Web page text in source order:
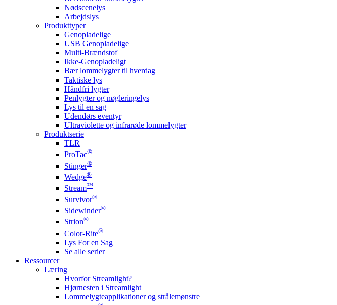
Nødscenelys
Arbejdslys
Produkttyper
Genopladelige
USB Genopladelige
Multi-Brændstof
Ikke-Genopladeligt
Bær lommelygter til hverdag
Taktiske lys
Håndfri lygter
Penlygter og nøgleringelys
Lys til en sag
Udendørs eventyr
Ultraviolette og infrarøde lommelygter
Produktserie
TLR
ProTac®
Stinger®
Wedge®
Stream™
Survivor®
Sidewinder®
Strion®
Color-Rite®
Lys For en Sag
Se alle serier
Ressourcer
Læring
Hvorfor Streamlight?
Hjørnesten i Streamlight
Lommelygteapplikationer og strålemønstre